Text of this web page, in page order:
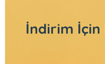
İndirim İçin